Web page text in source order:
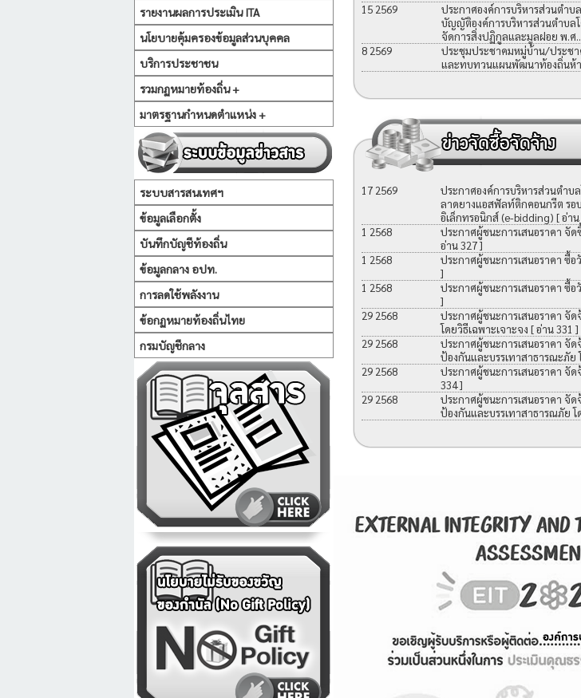
รายงานผลการประเมิน ITA
นโยบายคุ้มครองข้อมูลส่วนบุคคล
บริการประชาชน
รวมกฏหมายท้องถิ่น +
มาตรฐานกำหนดตำแหน่ง +
ระบบสารสนเทศฯ
ข้อมูลเลือกตั้ง
บันทึกบัญชีท้องถิ่น
ข้อมูลกลาง อปท.
การลดใช้พลังงาน
ข้อกฏหมายท้องถิ่นไทย
กรมบัญชีกลาง
15 2569
ประกาศองค์การบริหารส่วนตำบ
บัญญัติองค์การบริหารส่วนตำบลโ
จัดการสิ่งปฏิกูลและมูลฝอย พ.ศ
8 2569
ประชุมประชาคมหมู่บ้าน/ประช
และทบทวนแผนพัฒนาท้องถิ่นห้
17 2569
ประกาศองค์การบริหารส่วนตำบ
ลาดยางแอสฟัลท์ติกคอนกรีต รอ
อิเล็กทรอนิกส์ (e-bidding) [ อ่าน
1 2568
ประกาศผู้ชนะการเสนอราคา จัด
อ่าน 327 ]
1 2568
ประกาศผู้ชนะการเสนอราคา ซื้อ
]
1 2568
ประกาศผู้ชนะการเสนอราคา ซื้
]
29 2568
ประกาศผู้ชนะการเสนอราคา จั
โดยวิธีเฉพาะเจาะจง [ อ่าน 331 ]
29 2568
ประกาศผู้ชนะการเสนอราคา จั
ป้องกันและบรรเทาสาธารณะภัย
29 2568
ประกาศผู้ชนะการเสนอราคา จัด
334 ]
29 2568
ประกาศผู้ชนะการเสนอราคา จั
ป้องกันและบรรเทาสาธารณภัย โ